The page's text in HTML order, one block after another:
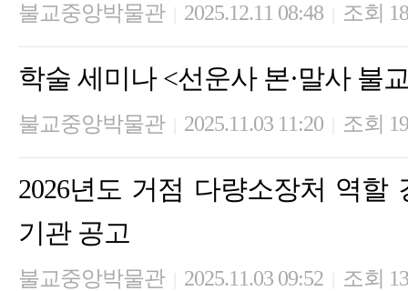
불교중앙박물관 2025.12.11 08:48 조회
학술 세미나 <선운사 본·말사 불
불교중앙박물관 2025.11.03 11:20 조회
2026년도 거점 다량소장처 역할
기관 공고
불교중앙박물관 2025.11.03 09:52 조회